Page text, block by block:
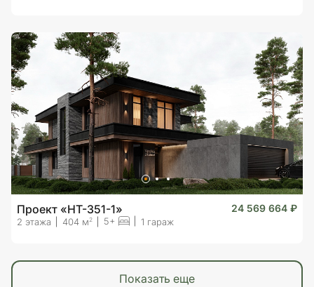
Проект «HT-351-1» 24 569 664 ₽
2 этажа 404 м2 5+ 1 гараж
показать еще